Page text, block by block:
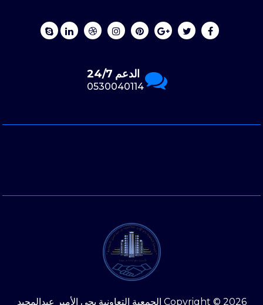
الدعم 24/7
0530040114
Copyright © 2026 الجمعية التعاونية بحي الأمير عبدالمجيد